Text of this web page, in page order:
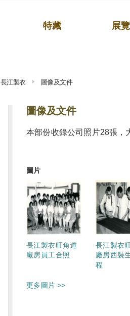
特藏 展覽
長江製衣 圖像及文件
圖像及文件
本部份收錄公司照片28張，
圖片
長江製衣旺角道
廠房員工合照
長江製衣
廠房西裝
程
更多圖片 >>